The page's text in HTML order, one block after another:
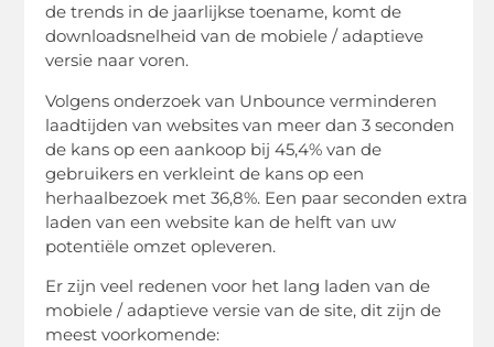
de trends in de jaarlijkse toename, komt de
downloadsnelheid van de mobiele / adaptieve
versie naar voren.
Volgens onderzoek van Unbounce verminderen
laadtijden van websites van meer dan 3 seconden
de kans op een aankoop bij 45,4% van de
gebruikers en verkleint de kans op een
herhaalbezoek met 36,8%. Een paar seconden extra
laden van een website kan de helft van uw
potentiële omzet opleveren.
Er zijn veel redenen voor het lang laden van de
mobiele / adaptieve versie van de site, dit zijn de
meest voorkomende: